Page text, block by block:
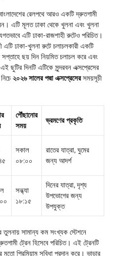
রেলপথে আরও একটি দ্রুতগামী
এটি মূলত ঢাকা থেকে খুলনা এবং খুলনা
এটি ঢাকা-রাজশাহী রুটেও পরিচিত।
ঢাকা-খুলনা রুটে চলাচলকারী একটি
সপ্তাহে ছয় দিন নিয়মিত চলাচল করে এবং
ছুটির দিনটি এটিকে সুন্দরবন এক্সপ্রেসের
২০২৬ সালের পদ্মা এক্সপ্রেসেরসময়সূচী
পৌঁছানোর
সময়
ভ্রমণের প্রকৃতি
সকাল
০৮:০০
রাতের যাত্রা, ঘুমের
জন্য আদর্শ
সন্ধ্যা
১৮:১৫
দিনের যাত্রা, দৃশ্য
উপভোগের জন্য
উপযুক্ত
তুলনায় সামান্য কম সংখ্যক স্টেশনে
ট্রেন হিসেবে পরিচিত। এই ট্রেনটি
প্রিমিয়াম সুবিধা প্রদান করে। ভাড়ার